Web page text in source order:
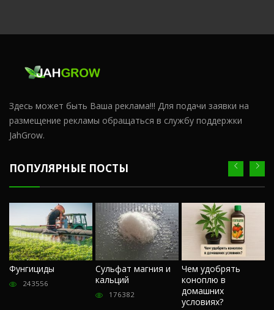
Здесь может быть Ваша реклама!!! Для подачи заявки на
размещение рекламы обращаться в службу поддержки
JahGrow.
ПОПУЛЯРНЫЕ ПОСТЫ
Фунгициды
243556
Сульфат магния и
кальций
176382
Чем удобрять
коноплю в
домашних
условиях?